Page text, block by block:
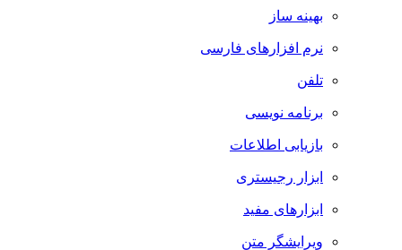
بهینه ساز
نرم افزارهای فارسی
تلفن
برنامه نویسی
بازیابی اطلاعات
ابزار رجیستری
ابزارهای مفید
ویرایشگر متن